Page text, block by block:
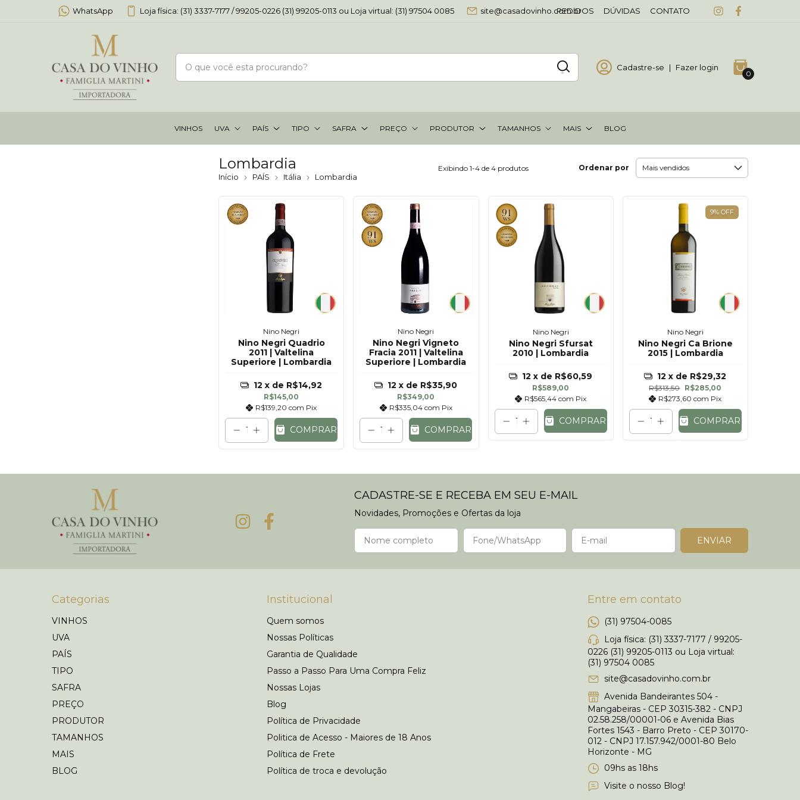
WhatsApp Loja física: (31) 3337-7177 / 99205-0226 (31) 99205-0113 ou Loja virtual: (31) 97504 0085 site@casadovinho.com.br
PEDIDOS DÚVIDAS CONTATO
Cadastre-se | Fazer login
0
VINHOS UVA PAÍS TIPO SAFRA PREÇO PRODUTOR TAMANHOS MAIS BLOG
Lombardia
Início PAÍS Itália Lombardia
Exibindo 1-4 de 4 produtos Ordenar por
Nino Negri
Nino Negri Quadrio
2011 | Valtelina
Superiore | Lombardia
R$145,00
R$139,20com Pix
12 x de R$14,92
COMPRAR
Nino Negri
Nino Negri Vigneto
Fracia 2011 | Valtelina
Superiore | Lombardia
R$349,00
R$335,04 com Pix
12 x de R$35,90
COMPRAR
Nino Negri
Nino Negri Sfursat
2010 | Lombardia
R$589,00
R$565,44com Pix
12 x de R$60,59
COMPRAR
9% OFF
Nino Negri
Nino Negri Ca Brione
2015 | Lombardia
R$313,50 R$285,00
R$273,60com Pix
12 x de R$29,32
COMPRAR
CADASTRE-SE E RECEBA EM SEU E-MAIL
Novidades, Promoções e Ofertas da loja
Categorias
VINHOS
UVA
PAÍS
TIPO
SAFRA
PREÇO
PRODUTOR
TAMANHOS
MAIS
BLOG
Institucional
Quem somos
Nossas Políticas
Garantia de Qualidade
Passo a Passo Para Uma Compra Feliz
Nossas Lojas
Blog
Política de Privacidade
Politica de Acesso - Maiores de 18 Anos
Política de Frete
Política de troca e devolução
Entre em contato
(31) 97504-0085
Loja física: (31) 3337-7177 / 99205-
0226 (31) 99205-0113 ou Loja virtual:
(31) 97504 0085
site@casadovinho.com.br
Avenida Bandeirantes 504 -
Mangabeiras - CEP 30315-382 - CNPJ
02.58.258/00001-06 e Avenida Bias
Fortes 1543 - Barro Preto - CEP 30170-
012 - CNPJ 17.157.942/0001-80 Belo
Horizonte - MG
09hs as 18hs
Visite o nosso Blog!